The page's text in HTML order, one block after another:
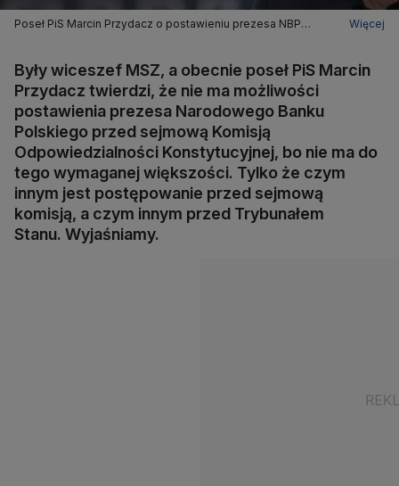
Poseł PiS Marcin Przydacz o postawieniu prezesa NBP
Więcej
Były wiceszef MSZ, a obecnie poseł PiS Marcin
Przydacz twierdzi, że nie ma możliwości
postawienia prezesa Narodowego Banku
Polskiego przed sejmową Komisją
Odpowiedzialności Konstytucyjnej, bo nie ma do
tego wymaganej większości. Tylko że czym
innym jest postępowanie przed sejmową
komisją, a czym innym przed Trybunałem
Stanu. Wyjaśniamy.